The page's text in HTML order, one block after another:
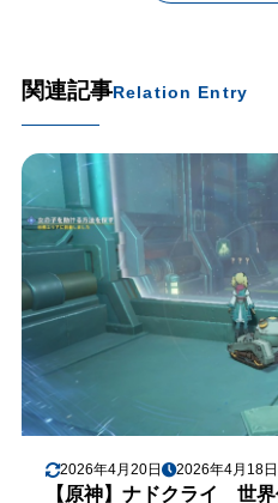
関連記事Relation Entry
2026年4月20日 2026年4月18日
【原神】ナドクライ 世